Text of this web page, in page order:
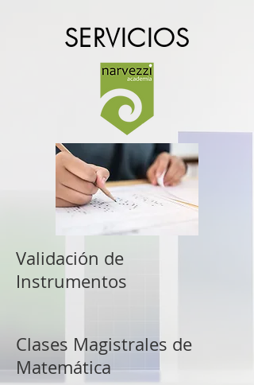
SERVICIOS
Validación de
Instrumentos
Clases Magistrales de
Matemática